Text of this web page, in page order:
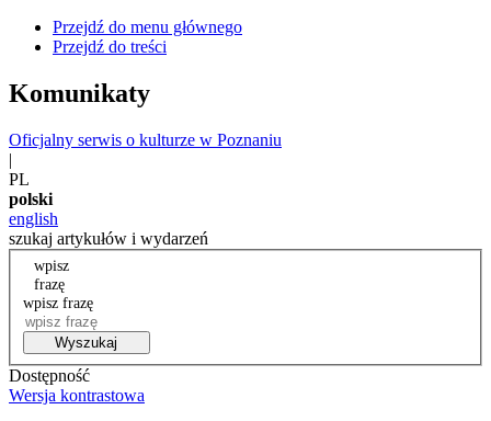
Przejdź do menu głównego
Przejdź do treści
Komunikaty
Oficjalny serwis o kulturze w Poznaniu
|
PL
polski
english
szukaj artykułów i wydarzeń
wpisz
frazę
wpisz frazę
Wyszukaj
Dostępność
Wersja kontrastowa